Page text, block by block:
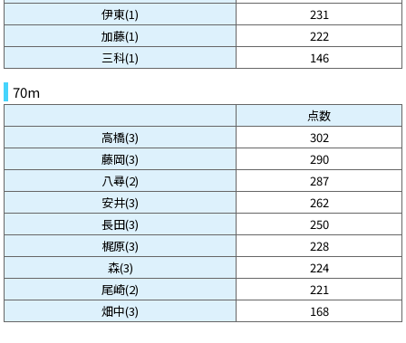
伊東(1)
231
加藤(1)
222
三科(1)
146
70m
点数
高橋(3)
302
藤岡(3)
290
八尋(2)
287
安井(3)
262
長田(3)
250
梶原(3)
228
森(3)
224
尾崎(2)
221
畑中(3)
168